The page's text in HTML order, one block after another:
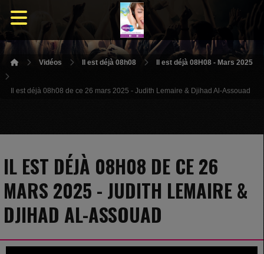
Vidéos Il est déjà 08h08 Il est déjà 08H08 - Mars 2025
Il est déjà 08h08 de ce 26 mars 2025 - Judith Lemaire & Djihad Al-Assouad
IL EST DÉJÀ 08H08 DE CE 26
MARS 2025 - JUDITH LEMAIRE &
DJIHAD AL-ASSOUAD